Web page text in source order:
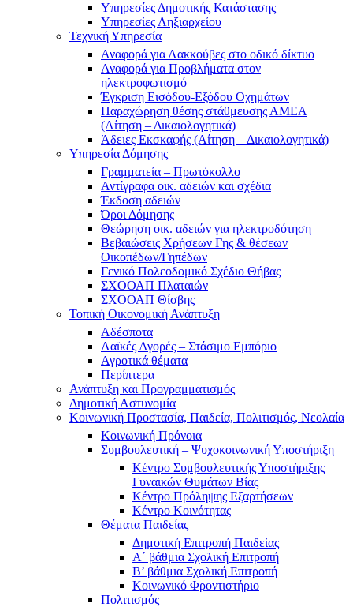
Υπηρεσίες Δημοτικής Κατάστασης
Υπηρεσίες Ληξιαρχείου
Τεχνική Υπηρεσία
Αναφορά για Λακκούβες στο οδικό δίκτυο
Αναφορά για Προβλήματα στον
ηλεκτροφωτισμό
Έγκριση Εισόδου-Εξόδου Οχημάτων
Παραχώρηση θέσης στάθμευσης ΑΜΕΑ
(Αίτηση – Δικαιολογητικά)
Άδειες Εκσκαφής (Αίτηση – Δικαιολογητικά)
Υπηρεσία Δόμησης
Γραμματεία – Πρωτόκολλο
Αντίγραφα οικ. αδειών και σχέδια
Έκδοση αδειών
Όροι Δόμησης
Θεώρηση οικ. αδειών για ηλεκτροδότηση
Βεβαιώσεις Χρήσεων Γης & θέσεων
Οικοπέδων/Γηπέδων
Γενικό Πολεοδομικό Σχέδιο Θήβας
ΣΧΟΟΑΠ Πλαταιών
ΣΧΟΟΑΠ Θίσβης
Τοπική Οικονομική Ανάπτυξη
Αδέσποτα
Λαϊκές Αγορές – Στάσιμο Εμπόριο
Αγροτικά θέματα
Περίπτερα
Ανάπτυξη και Προγραμματισμός
Δημοτική Αστυνομία
Κοινωνική Προστασία, Παιδεία, Πολιτισμός, Νεολαία
Κοινωνική Πρόνοια
Συμβουλευτική – Ψυχοκοινωνική Υποστήριξη
Κέντρο Συμβουλευτικής Υποστήριξης
Γυναικών Θυμάτων Βίας
Κέντρο Πρόληψης Εξαρτήσεων
Κέντρο Κοινότητας
Θέματα Παιδείας
Δημοτική Επιτροπή Παιδείας
Α΄ βάθμια Σχολική Επιτροπή
B’ βάθμια Σχολική Επιτροπή
Κοινωνικό Φροντιστήριο
Πολιτισμός